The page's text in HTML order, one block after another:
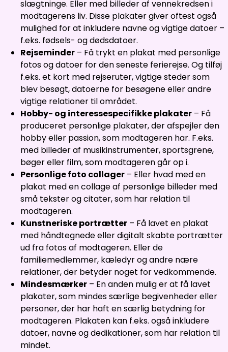
slægtninge. Eller med billeder af vennekredsen i
modtagerens liv. Disse plakater giver oftest også
mulighed for at inkludere navne og vigtige datoer –
f.eks. fødsels- og dødsdatoer.
Rejseminder – Få trykt en plakat med personlige
fotos og datoer for den seneste ferierejse. Og tilføj
f.eks. et kort med rejseruter, vigtige steder som
blev besøgt, datoerne for besøgene eller andre
vigtige relationer til området.
Hobby- og interessespecifikke plakater – Få
produceret personlige plakater, der afspejler den
hobby eller passion, som modtageren har. F.eks.
med billeder af musikinstrumenter, sportsgrene,
bøger eller film, som modtageren går op i.
Personlige foto collager – Eller hvad med en
plakat med en collage af personlige billeder med
små tekster og citater, som har relation til
modtageren.
Kunstneriske portrætter – Få lavet en plakat
med håndtegnede eller digitalt skabte portrætter
ud fra fotos af modtageren. Eller de
familiemedlemmer, kæledyr og andre nære
relationer, der betyder noget for vedkommende.
Mindesmærker – En anden mulig er at få lavet
plakater, som mindes særlige begivenheder eller
personer, der har haft en særlig betydning for
modtageren. Plakaten kan f.eks. også inkludere
datoer, navne og dedikationer, som har relation til
mindet.